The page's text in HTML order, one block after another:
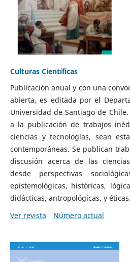
Culturas Científicas
Publicación anual y con una
abierta, es editada por el
Universidad de Santiago de
a la publicación de trabajos
ciencias y tecnologías, sean
contemporáneas. Se publican
discusión acerca de las
desde perspectivas
epistemológicas, históricas,
didácticas, antropológicas, y éticas.
Ver revista
Número actual